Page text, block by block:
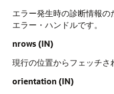
エラー発生時の診断情報の
エラー・ハンドルです。
nrows(IN)
現行の位置からフェッチさ
orientation (IN)